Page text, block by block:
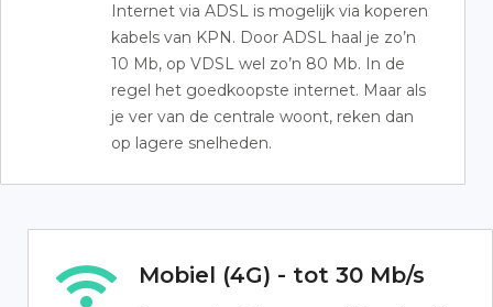
Internet via ADSL is mogelijk via koperen
kabels van KPN. Door ADSL haal je zo’n
10 Mb, op VDSL wel zo’n 80 Mb. In de
regel het goedkoopste internet. Maar als
je ver van de centrale woont, reken dan
op lagere snelheden.
Mobiel (4G) - tot 30 Mb/s